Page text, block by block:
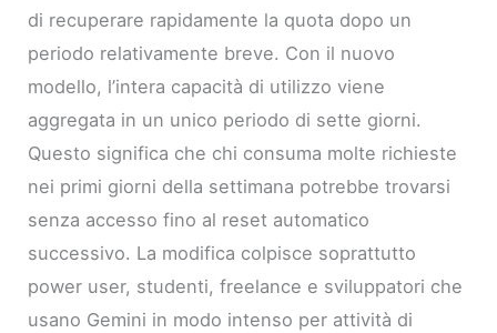
di recuperare rapidamente la quota dopo un
periodo relativamente breve. Con il nuovo
modello, l’intera capacità di utilizzo viene
aggregata in un unico periodo di sette giorni.
Questo significa che chi consuma molte richieste
nei primi giorni della settimana potrebbe trovarsi
senza accesso fino al reset automatico
successivo. La modifica colpisce soprattutto
power user, studenti, freelance e sviluppatori che
usano Gemini in modo intenso per attività di